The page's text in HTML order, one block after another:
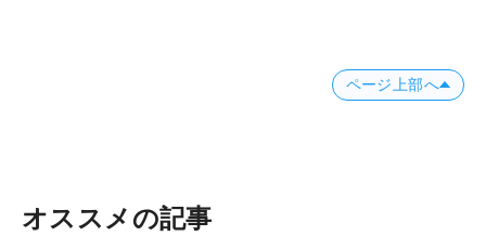
ページ上部へ
オススメの記事